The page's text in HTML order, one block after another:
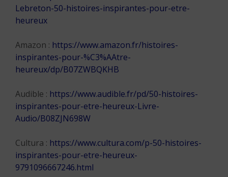
Lebreton-50-histoires-inspirantes-pour-etre-
heureux
Amazon : https://www.amazon.fr/histoires-
inspirantes-pour-%C3%AAtre-
heureux/dp/B07ZWBQKHB
Audible : https://www.audible.fr/pd/50-histoires-
inspirantes-pour-etre-heureux-Livre-
Audio/B08ZJN698W
Cultura : https://www.cultura.com/p-50-histoires-
inspirantes-pour-etre-heureux-
9791096667246.html